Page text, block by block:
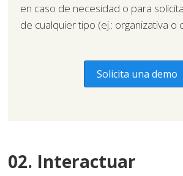
en caso de necesidad o para
de cualquier tipo (ej.: organizativa o
Solicita una demo
02. Interactuar